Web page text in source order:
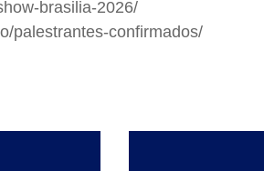
brasilia-2026/
palestrantes-confirmados/